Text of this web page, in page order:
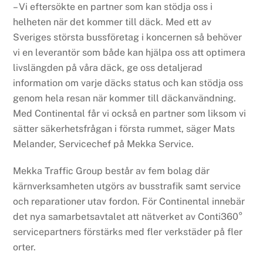
– Vi eftersökte en partner som kan stödja oss i
helheten när det kommer till däck. Med ett av
Sveriges största bussföretag i koncernen så behöver
vi en leverantör som både kan hjälpa oss att optimera
livslängden på våra däck, ge oss detaljerad
information om varje däcks status och kan stödja oss
genom hela resan när kommer till däckanvändning.
Med Continental får vi också en partner som liksom vi
sätter säkerhetsfrågan i första rummet, säger Mats
Melander, Servicechef på Mekka Service.
Mekka Traffic Group består av fem bolag där
kärnverksamheten utgörs av busstrafik samt service
och reparationer utav fordon. För Continental innebär
det nya samarbetsavtalet att nätverket av Conti360°
servicepartners förstärks med fler verkstäder på fler
orter.